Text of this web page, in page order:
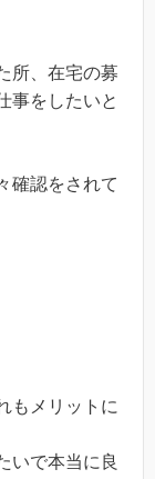
所、在宅の募
事をしたいと
確認をされて
もメリットに
いで本当に良